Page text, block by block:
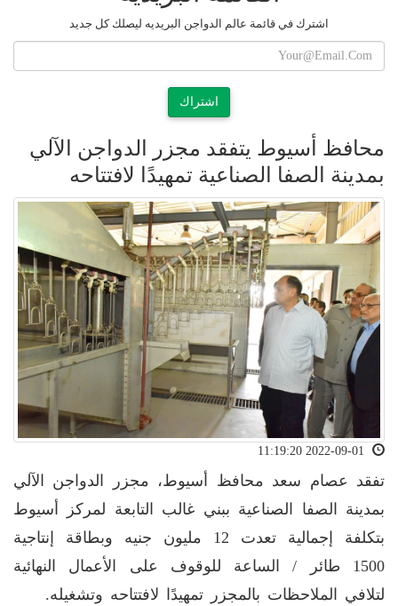
اشترك في قائمة عالم الدواجن البريديه ليصلك كل جديد
اشتراك
محافظ أسيوط يتفقد مجزر الدواجن الآلي
بمدينة الصفا الصناعية تمهيدًا لافتتاحه
تفقد عصام سعد محافظ أسيوط، مجزر الدواجن الآلي
بمدينة الصفا الصناعية ببني غالب التابعة لمركز أسيوط
بتكلفة إجمالية تعدت 12 مليون جنيه وبطاقة إنتاجية
1500 طائر / الساعة للوقوف على الأعمال النهائية
لتلافي الملاحظات بالمجزر تمهيدًا لافتتاحه وتشغيله.